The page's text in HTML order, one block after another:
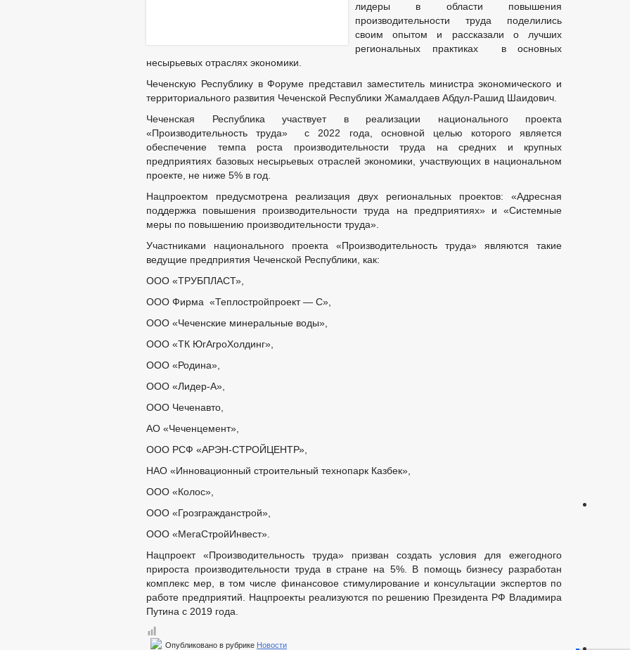
лидеры в области повышения
производительности труда поделились
своим опытом и рассказали о лучших
региональных практиках в основных
несырьевых отраслях экономики.
Чеченскую Республику в Форуме представил заместитель министра экономического и
территориального развития Чеченской Республики Жамалдаев Абдул-Рашид Шаидович.
Чеченская Республика участвует в реализации национального проекта
«Производительность труда» с 2022 года, основной целью которого является
обеспечение темпа роста производительности труда на средних и крупных
предприятиях базовых несырьевых отраслей экономики, участвующих в национальном
проекте, не ниже 5% в год.
Нацпроектом предусмотрена реализация двух региональных проектов: «Адресная
поддержка повышения производительности труда на предприятиях» и «Системные
меры по повышению производительности труда».
Участниками национального проекта «Производительность труда» являются такие
ведущие предприятия Чеченской Республики, как:
ООО «ТРУБПЛАСТ»,
ООО Фирма «Теплостройпроект — С»,
ООО «Чеченские минеральные воды»,
ООО «ТК ЮгАгроХолдинг»,
ООО «Родина»,
ООО «Лидер-А»,
ООО Чеченавто,
АО «Чеченцемент»,
ООО РСФ «АРЭН-СТРОЙЦЕНТР»,
НАО «Инновационный строительный технопарк Казбек»,
ООО «Колос»,
ООО «Грозгражданстрой»,
ООО «МегаСтройИнвест».
Нацпроект «Производительность труда» призван создать условия для ежегодного
прироста производительности труда в стране на 5%. В помощь бизнесу разработан
комплекс мер, в том числе финансовое стимулирование и консультации экспертов по
работе предприятий. Нацпроекты реализуются по решению Президента РФ Владимира
Путина с 2019 года.
Опубликовано в рубрике Новости